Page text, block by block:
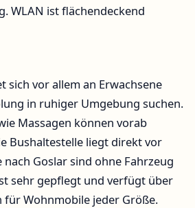
WLAN ist flächendeckend
sich vor allem an Erwachsene
in ruhiger Umgebung suchen.
Massagen können vorab
Bushaltestelle liegt direkt vor
nach Goslar sind ohne Fahrzeug
sehr gepflegt und verfügt über
für Wohnmobile jeder Größe.